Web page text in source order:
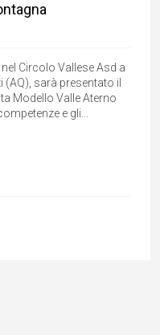
Circolo Vallese Asd a
sarà presentato il
Modello Valle Aterno
e gli...